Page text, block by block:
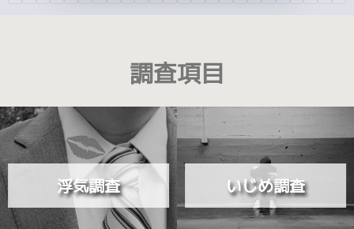
調査項目
浮気調査 いじめ調査